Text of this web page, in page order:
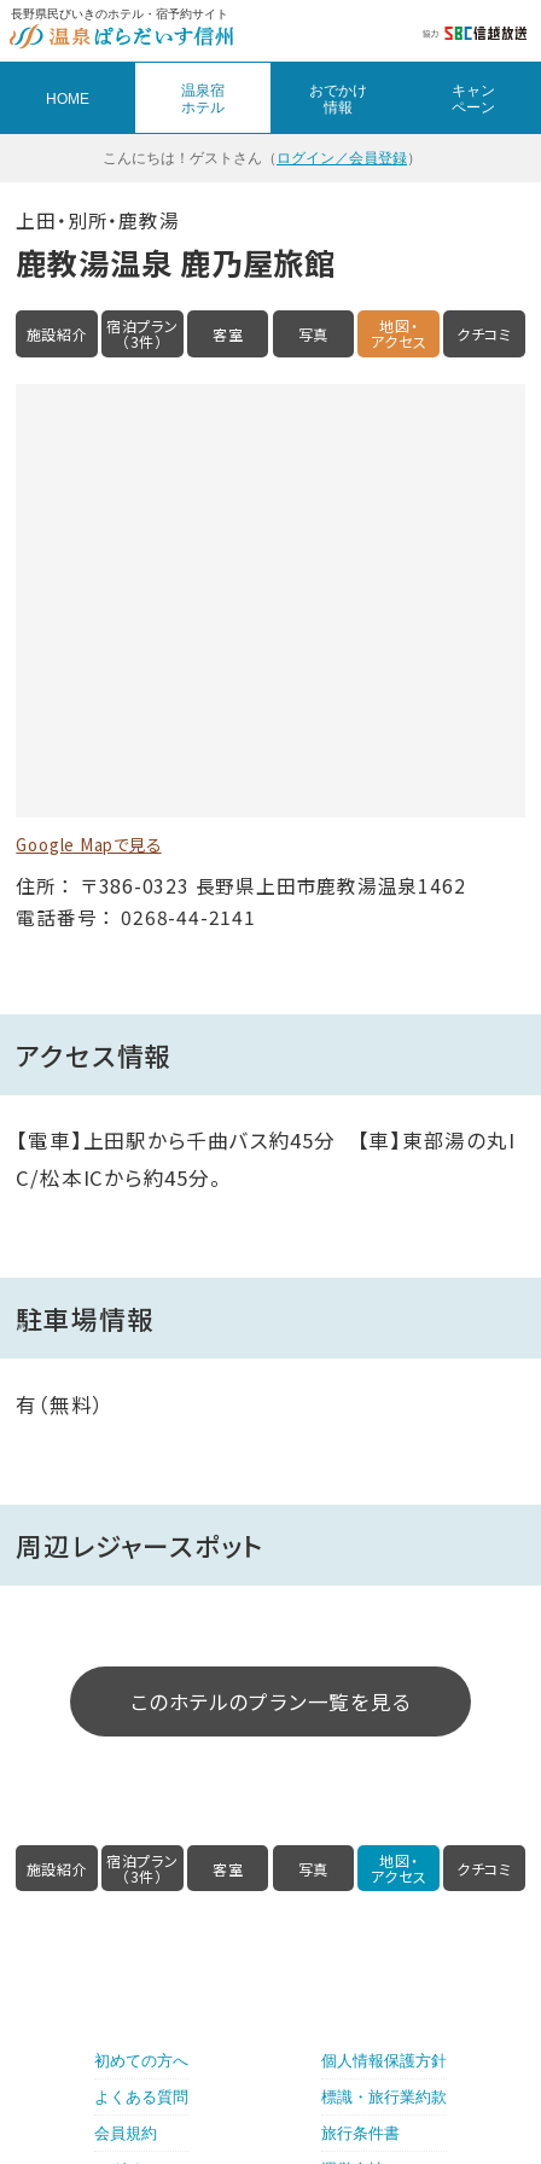
長野県民びいきのホテル・宿予約サイト
HOME
温泉宿
ホテル
おでかけ
情報
キャン
ペーン
こんにちは！ ゲストさん（ ログイン／会員登録）
上田・別所・鹿教湯
鹿教湯温泉 鹿乃屋旅館
施設紹介 宿泊プラン
（3件） 客室 写真 地図・
アクセス クチコミ
Google Mapで見る
住所
〒386-0323 長野県上田市鹿教湯温泉1462
電話番号
0268-44-2141
アクセス情報
【電車】上田駅から千曲バス約45分 【車】東部湯の丸I
C/松本ICから約45分。
駐車場情報
有（無料）
周辺レジャースポット
このホテルのプラン一覧を見る
施設紹介 宿泊プラン
（3件） 客室 写真 地図・
アクセス クチコミ
初めての方へ
よくある質問
会員規約
個人情報保護方針
標識・旅行業約款
旅行条件書